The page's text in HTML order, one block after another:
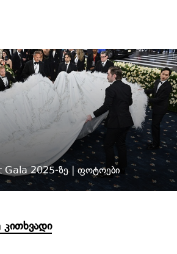
Gala 2025-ზე | ფოტოები
კითხვადი